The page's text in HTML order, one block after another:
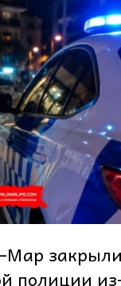
Мар
полиции